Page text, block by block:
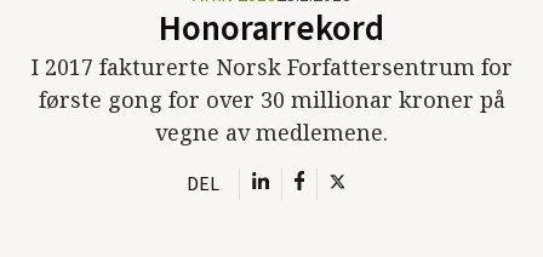
Honorarrekord
I 2017 fakturerte Norsk Forfattersentrum for
første gong for over 30 millionar kroner på
vegne av medlemene.
DEL